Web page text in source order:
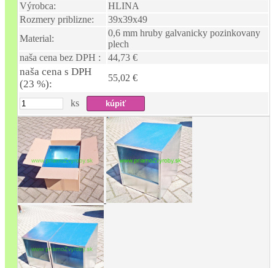
Výrobca:
HLINA
Rozmery priblizne:
39x39x49
Material:
0,6 mm hruby galvanicky pozinkovany
plech
naša cena bez DPH :
44,73 €
naša cena s DPH
(23 %):
55,02 €
ks